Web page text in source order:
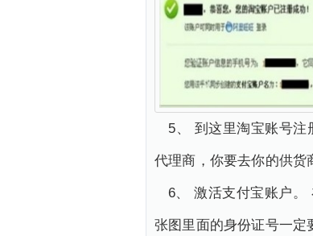
5、 到这里淘宝账号注
代理商，你要去你的供货
6、 激活支付宝账户。
张图里面的身份证号一定